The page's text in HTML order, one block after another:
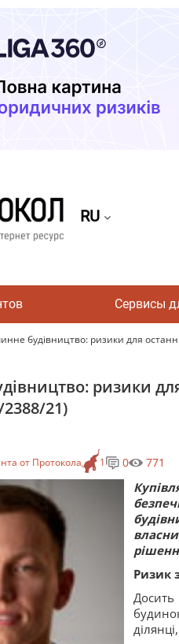
RU
Сервисы
будівництво: ризики для
ризики
21)
от Протокола 1 0 771
Ризик